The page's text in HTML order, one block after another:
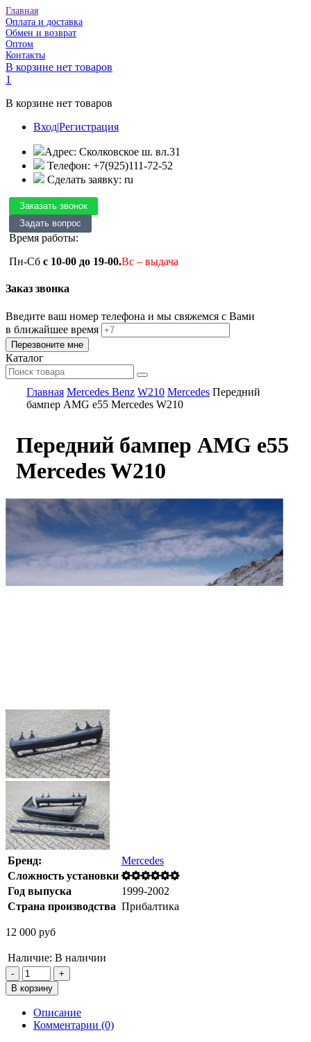
Главная
Оплата и доставка
Обмен и возврат
Оптом
Контакты
В корзине нет товаров
1
В корзине нет товаров
Вход|Регистрация
Адрес: Сколковское ш. вл.31
Телефон: +7(925)111-72-52
Сделать заявку: ru
Время работы:
Пн-Сб с 10-00 до 19-00.Вс – выдача
Заказ звонка
Введите ваш номер телефона и мы свяжемся с Вами
в ближайшее время
Каталог
Главная Mercedes Benz W210 Mercedes Передний
бампер AMG е55 Mercedes W210
Передний бампер AMG е55
Mercedes W210
Бренд:
Mercedes
Сложность установки
Год выпуска
1999-2002
Страна производства Прибалтика
12 000 руб
Наличие: В наличии
Описание
Комментарии (0)